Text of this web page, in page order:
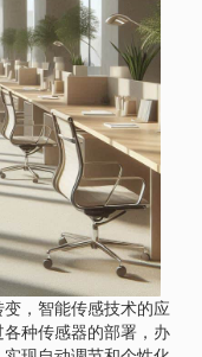
，智能传感技术的应
种传感器的部署，办